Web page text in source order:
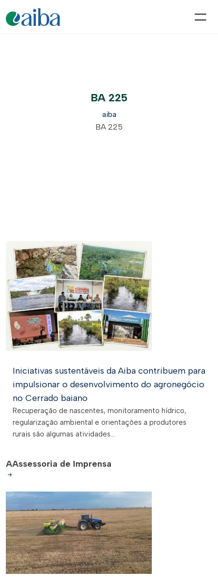
BA 225
aiba
BA 225
Iniciativas sustentáveis da Aiba contribuem para
impulsionar o desenvolvimento do agronegócio
no Cerrado baiano
Recuperação de nascentes, monitoramento hídrico,
regularização ambiental e orientações a produtores
rurais são algumas atividades...
AAssessoria de Imprensa